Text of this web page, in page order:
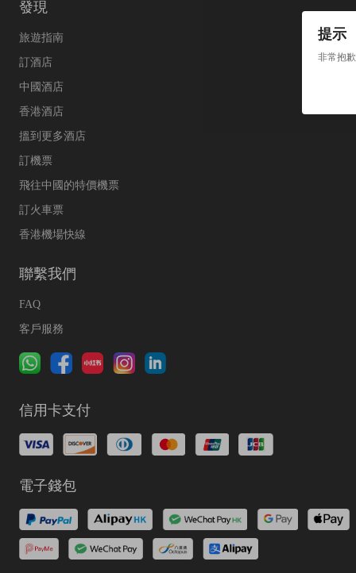
提示
非常抱
發現
旅遊指南
訂酒店
中國酒店
香港酒店
搵到更多酒店
訂機票
飛往中國的特價機票
訂火車票
香港機場快線
聯繫我們
FAQ
客戶服務
信用卡支付
電子錢包